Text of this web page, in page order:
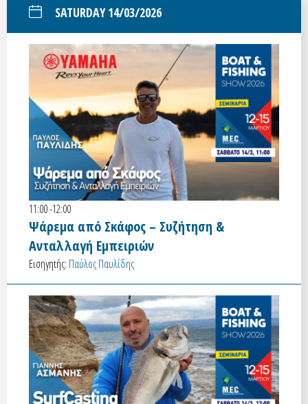
SATURDAY 14/03/2026
11:00 -12:00
Ψάρεμα από Σκάφος – Συζήτηση &
Ανταλλαγή Εμπειριών
Εισηγητής: Παύλος Παυλίδης